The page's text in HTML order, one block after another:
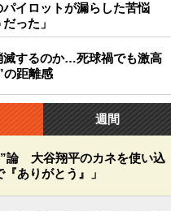
イロットが漏らした苦悩
った」
滅するのか…死球禍でも激高
の距離感
週間
論 大谷翔平のカネを使い込
ありがとう』」